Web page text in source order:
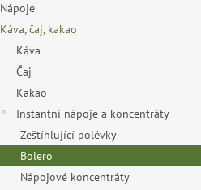
Nápoje
Káva, čaj, kakao
Káva
Čaj
Kakao
Instantní nápoje a koncentráty
Zeštíhlující polévky
Bolero
Nápojové koncentráty